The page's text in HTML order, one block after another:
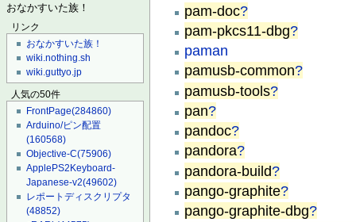
おなかすいた族！
リンク
おなかすいた族！
wiki.nothing.sh
wiki.guttyo.jp
人気の50件
FrontPage(284860)
Arduino/ピン配置
(160568)
Objective-C(75906)
ApplePS2Keyboard-
Japanese-v2(49602)
レポートディスクリプタ
(48852)
pam-doc?
pam-pkcs11-dbg?
paman
pamusb-common?
pamusb-tools?
pan?
pandoc?
pandora?
pandora-build?
pango-graphite?
pango-graphite-dbg?